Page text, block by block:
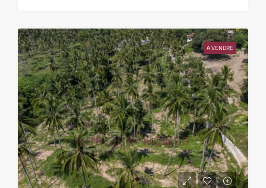
lun
17
Août
mar
18
Août
mer
19
Août
A VENDRE